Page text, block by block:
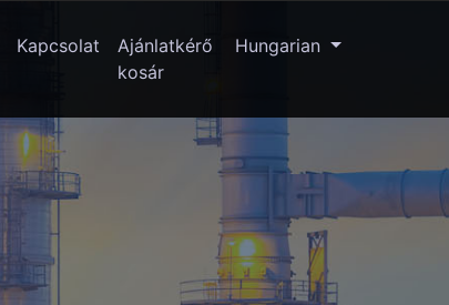
Kapcsolat
Ajánlatkérő
kosár
Hungarian